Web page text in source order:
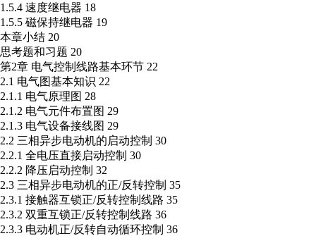
1.5.4 速度继电器 18
1.5.5 磁保持继电器 19
本章小结 20
思考题和习题 20
第2章 电气控制线路基本环节 22
2.1 电气图基本知识 22
2.1.1 电气原理图 28
2.1.2 电气元件布置图 29
2.1.3 电气设备接线图 29
2.2 三相异步电动机的启动控制 30
2.2.1 全电压直接启动控制 30
2.2.2 降压启动控制 32
2.3 三相异步电动机的正/反转控制 35
2.3.1 接触器互锁正/反转控制线路 35
2.3.2 双重互锁正/反转控制线路 36
2.3.3 电动机正/反转自动循环控制 36